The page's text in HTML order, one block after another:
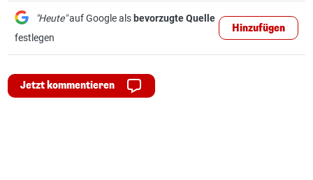
"Heute"auf Google als bevorzugte Quelle
festlegen
Hinzufügen
Jetzt kommentieren